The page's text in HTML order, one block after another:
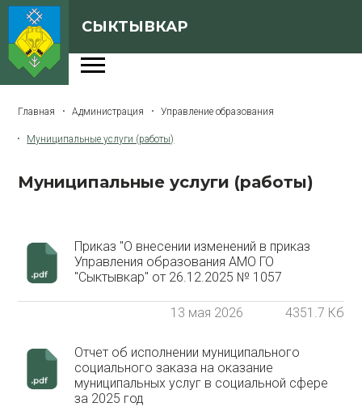
СЫКТЫВКАР
О Сыктывкаре
Архивная версия сайта
Версия для слабовидящих
Главная Администрация Управление образования
Муниципальные услуги (работы)
Муниципальные услуги (работы)
Приказ "О внесении изменений в приказ
Управления образования АМО ГО
"Сыктывкар" от 26.12.2025 № 1057
13 мая 2026 4351.7 Кб
Отчет об исполнении муниципального
социального заказа на оказание
муниципальных услуг в социальной сфере
за 2025 год